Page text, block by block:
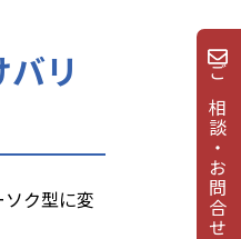
リ
ク型に変
ご相談・お問合せ